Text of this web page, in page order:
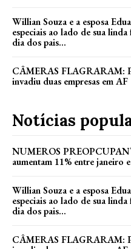
Willian Souza e a esposa
especiais ao lado de sua
dia dos pais...
CÂMERAS FLAGRARAM:
invadiu duas empresas em AF
Notícias
NUMEROS
aumentam 11% entre janeiro
Willian Souza e a esposa
especiais ao lado de sua
dia dos pais...
CÂMERAS FLAGRARAM: